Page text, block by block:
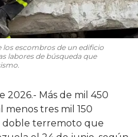
los escombros de un edificio
labores de búsqueda que
2026.- Más de mil 450
menos tres mil 150
doble terremoto que